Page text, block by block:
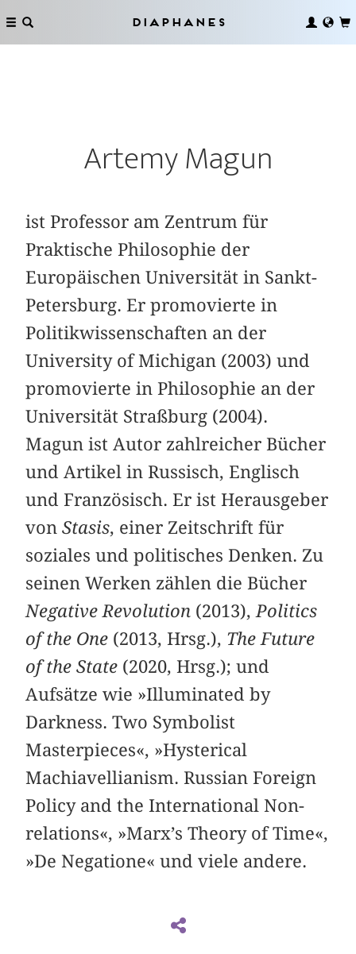
Diaphanes
Artemy Magun
ist Professor am Zentrum für
Praktische Philosophie der
Europäischen Universität in Sankt-
Petersburg. Er promovierte in
Politikwissenschaften an der
University of Michigan (2003) und
promovierte in Philosophie an der
Universität Straßburg (2004).
Magun ist Autor zahlreicher Bücher
und Artikel in Russisch, Englisch
und Französisch. Er ist Herausgeber
vonStasis, einer Zeitschrift für
soziales und politisches Denken. Zu
seinen Werken zählen die Bücher
Negative Revolution (2013), Politics
of the One (2013, Hrsg.), The Future
of the State (2020, Hrsg.); und
Aufsätze wie »Illuminated by
Darkness. Two Symbolist
Masterpieces«, »Hysterical
Machiavellianism. Russian Foreign
Policy and the International Non-
relations«, »Marx’s Theory of Time«,
»De Negatione« und viele andere.